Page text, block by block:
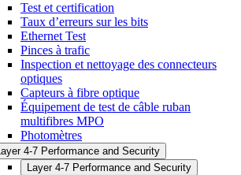
Test et certification
Taux d’erreurs sur les bits
Ethernet Test
Pinces à trafic
Inspection et nettoyage des connecteurs
optiques
Capteurs à fibre optique
Équipement de test de câble ruban
multifibres MPO
Photomètres
4-7 Performance and Security
Layer 4-7 Performance and Security